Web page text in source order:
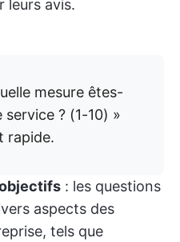
leurs avis.
mesure êtes-
? (1-10) »
rapide.
: les questions
aspects des
tels que